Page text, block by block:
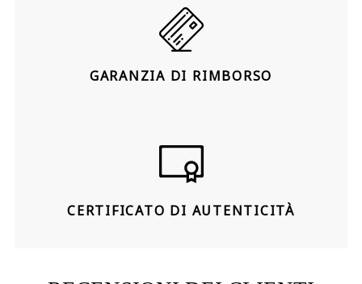
GARANZIA DI RIMBORSO
CERTIFICATO DI AUTENTICITÀ